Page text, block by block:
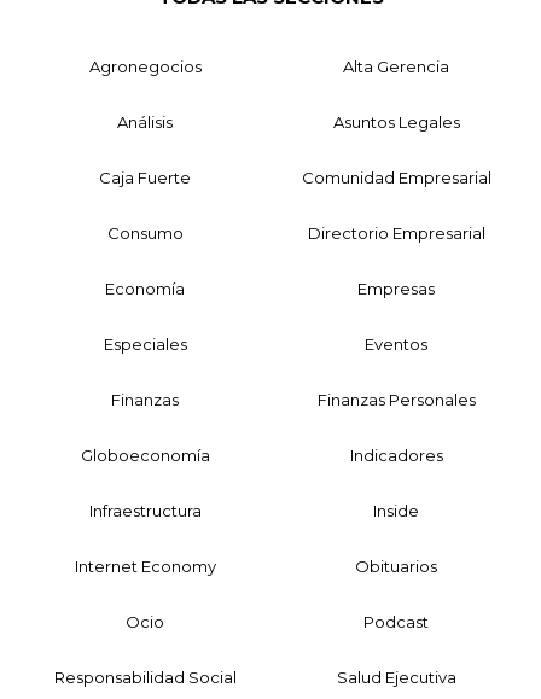
Agronegocios Alta Gerencia
Análisis Asuntos Legales
Caja Fuerte Comunidad Empresarial
Consumo Directorio Empresarial
Economía Empresas
Especiales Eventos
Finanzas Finanzas Personales
Globoeconomía Indicadores
Infraestructura Inside
Internet Economy Obituarios
Ocio Podcast
Responsabilidad Social Salud Ejecutiva